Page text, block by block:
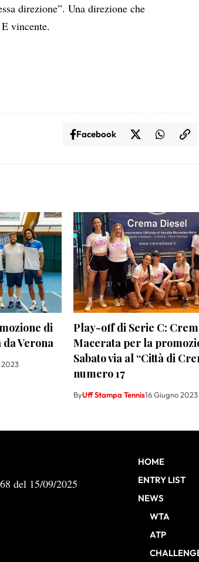
direzione”. Una direzione che
vincente.
Facebook
di
Verona
2023
Play-off di Serie C:
Macerata per la
Sabato via al “Città di
numero 17
ByUff Stampa Tennis16 Giugno 2023
del 15/09/2025
HOME
ENTRY LIST
NEWS
WTA
ATP